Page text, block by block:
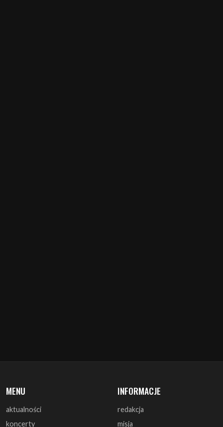
aktualności
zapowiedzi
recenzje
zagrali
redakcja
warunki prawne
polityka cookies
reklama